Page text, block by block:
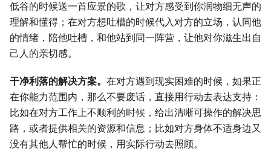
低谷的时候送一首应景的歌，让对方感受到你润物细无声的
理解和懂得；在对方想吐槽的时候代入对方的立场，认同他
的情绪，陪他吐槽，和他站到同一阵营，让他对你滋生出自
己人的亲切感。
干净利落的解决方案。 在对方遇到现实困难的时候，如果正
在你能力范围内，那么不要废话，直接用行动去表达支持：
比如在对方工作上不顺利的时候，给出清晰可操作的解决思
路，或者提供相关的资源和信息；比如对方身体不适身边又
没有其他人帮忙的时候，用实际行动去照顾。